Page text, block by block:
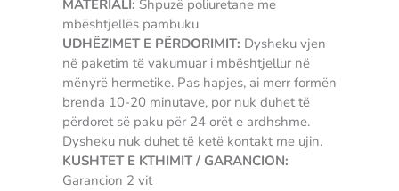
MATERIALI: Shpuzë poliuretane me
mbështjellës pambuku
UDHËZIMET E PËRDORIMIT: Dysheku vjen
në paketim të vakumuar i mbështjellur në
mënyrë hermetike. Pas hapjes, ai merr formën
brenda 10-20 minutave, por nuk duhet të
përdoret së paku për 24 orët e ardhshme.
Dysheku nuk duhet të ketë kontakt me ujin.
KUSHTET E KTHIMIT / GARANCION:
Garancion 2 vit